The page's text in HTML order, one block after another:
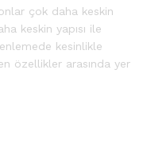
çok daha keskin
keskin yapısı ile
kesinlikle
özellikler arasında yer